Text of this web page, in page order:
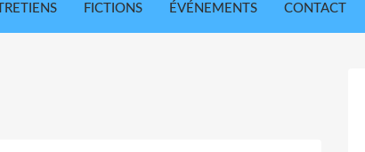
FICTIONS ÉVÉNEMENTS CONTACT